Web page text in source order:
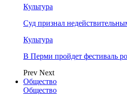
Культура
Суд признал
Культура
В Перми пройдет фестиваль
Prev Next
Общество
Общество